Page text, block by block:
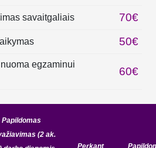
savaitgaliais 70€
50€
egzaminui
60€
Papildomas
(2 ak.
Perkant